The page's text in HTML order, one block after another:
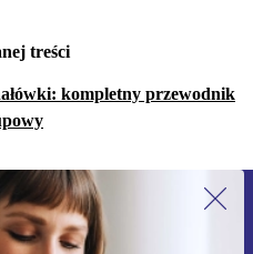
treści
kompletny przewodnik
newsletter!
oferty.